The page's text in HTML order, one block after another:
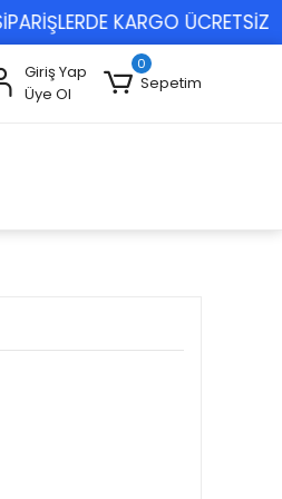
KARGO ÜCRETSİZ
Giriş Yap
Üye Ol
0
Sepetim